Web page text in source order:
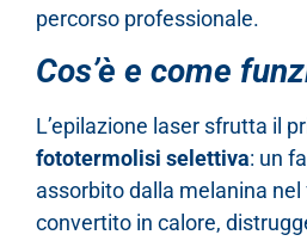
percorso professionale.
Cos’è e come
L’epilazione laser sfrutta il
fototermolisi selettiva: un
assorbito dalla melanina
convertito in calore,